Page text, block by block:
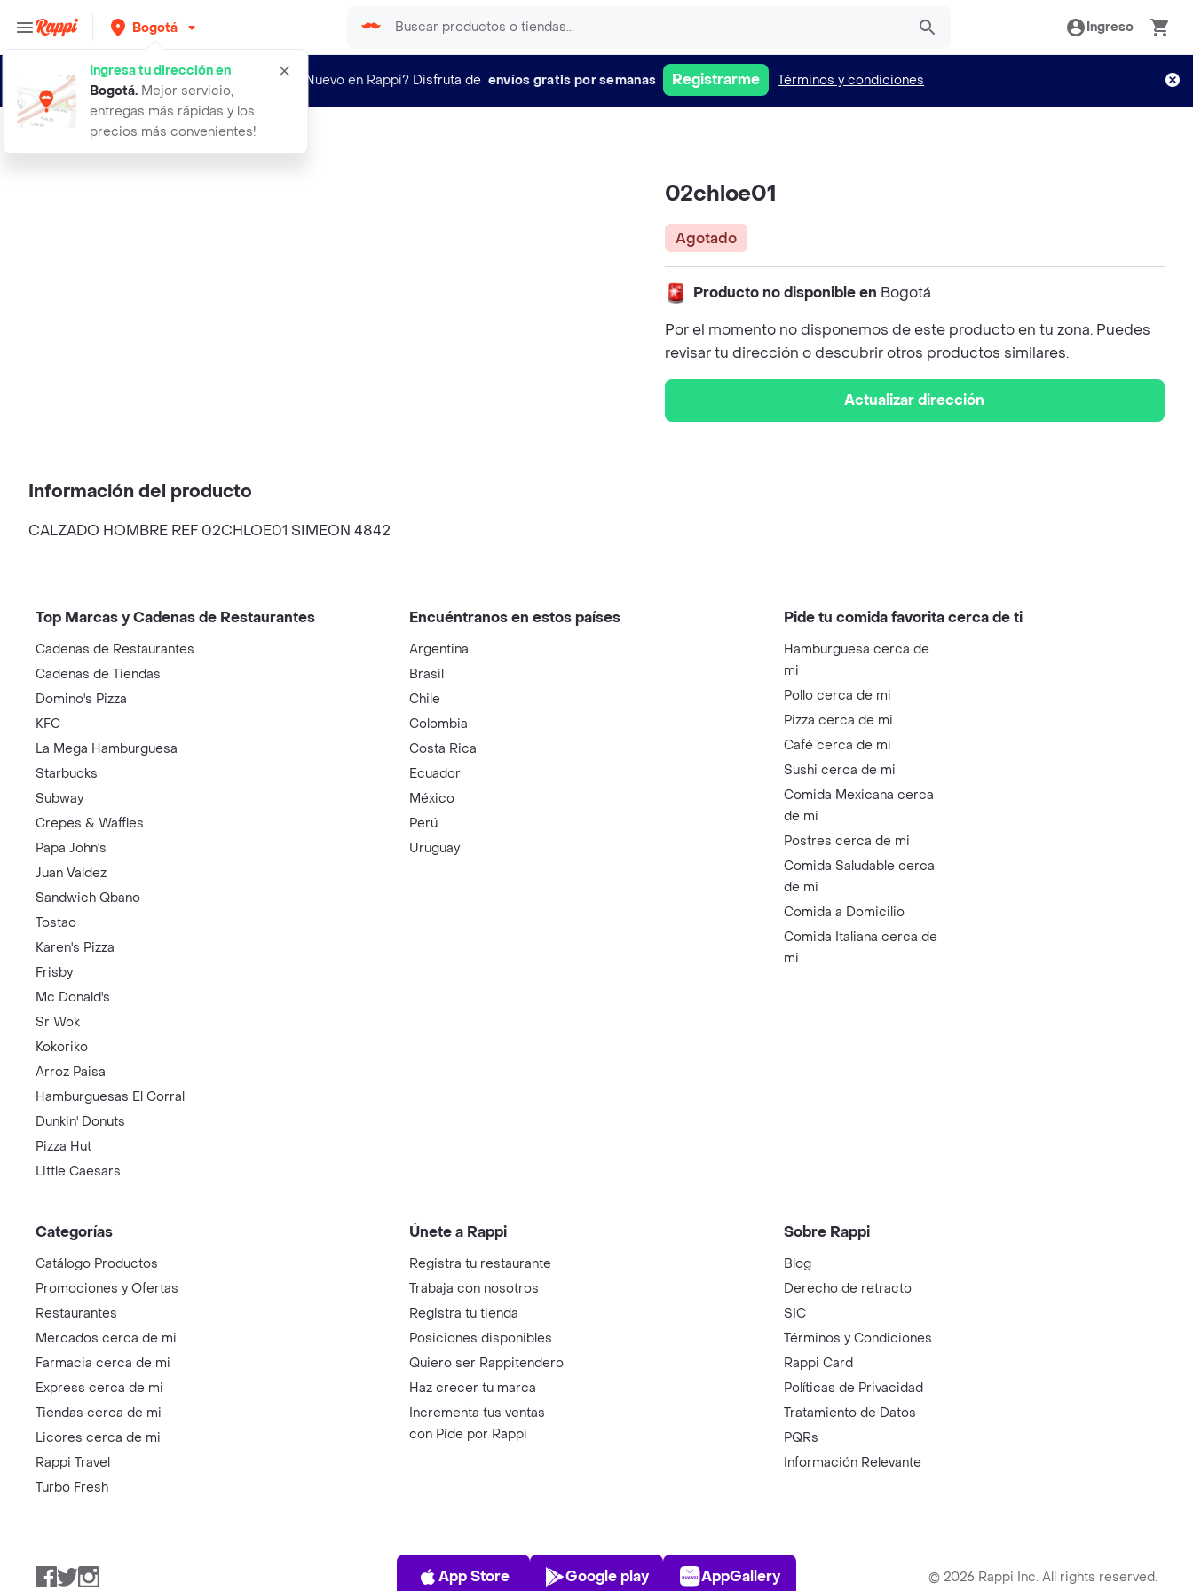
Bogotá
Ingresa tu dirección en
Bogotá. Mejor servicio,
entregas más rápidas y los
precios más convenientes!
Ingreso
¿Nuevo en Rappi? Disfruta de envíos gratis por semanas Registrarme Términos y condiciones
02chloe01
02chloe01
Agotado
Producto no disponible en Bogotá
Por el momento no disponemos de este producto en tu zona. Puedes
revisar tu dirección o descubrir otros productos similares.
Actualizar dirección
Información del producto
CALZADO HOMBRE REF 02CHLOE01 SIMEON 4842
Top Marcas y Cadenas de Restaurantes
Cadenas de Restaurantes
Cadenas de Tiendas
Domino's Pizza
KFC
La Mega Hamburguesa
Starbucks
Subway
Crepes & Waffles
Papa John's
Juan Valdez
Sandwich Qbano
Tostao
Karen's Pizza
Frisby
Mc Donald's
Sr Wok
Kokoriko
Arroz Paisa
Hamburguesas El Corral
Dunkin' Donuts
Pizza Hut
Little Caesars
Encuéntranos en estos países
Argentina
Brasil
Chile
Colombia
Costa Rica
Ecuador
México
Perú
Uruguay
Pide tu comida favorita cerca de ti
Hamburguesa cerca de
mi
Pollo cerca de mi
Pizza cerca de mi
Café cerca de mi
Sushi cerca de mi
Comida Mexicana cerca
de mi
Postres cerca de mi
Comida Saludable cerca
de mi
Comida a Domicilio
Comida Italiana cerca de
mi
Categorías
Catálogo Productos
Promociones y Ofertas
Restaurantes
Mercados cerca de mi
Farmacia cerca de mi
Express cerca de mi
Tiendas cerca de mi
Licores cerca de mi
Rappi Travel
Turbo Fresh
Únete a Rappi
Registra tu restaurante
Trabaja con nosotros
Registra tu tienda
Posiciones disponibles
Quiero ser Rappitendero
Haz crecer tu marca
Incrementa tus ventas
con Pide por Rappi
Sobre Rappi
Blog
Derecho de retracto
SIC
Términos y Condiciones
Rappi Card
Políticas de Privacidad
Tratamiento de Datos
PQRs
Información Relevante
Facebook
TwitterInstagram
App Store
App Store
Play Store
Google play
AppGallery
AppGallery © 2026 Rappi Inc. All rights reserved.